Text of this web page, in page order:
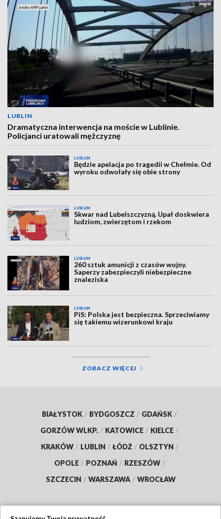
LUBLIN
Dramatyczna interwencja na moście w Lublinie.
Policjanci uratowali mężczyznę
LUBLIN
Będzie apelacja po tragedii w Chełmie. Od
wyroku odwołały się obie strony
LUBLIN
Skwar nad Lubelszczyzną. Upał doskwiera
ludziom, zwierzętom i rzekom
LUBLIN
260 sztuk amunicji z czasów wojny.
Saperzy zabezpieczyli niebezpieczne
znaleziska
LUBLIN
PiS: Polska jest bezpieczna. Sprzeciwiamy
się takiemu wizerunkowi kraju
ZOBACZ WIĘCEJ
BIAŁYSTOK / BYDGOSZCZ / GDAŃSK /
GORZÓW WLKP. / KATOWICE / KIELCE /
KRAKÓW / LUBLIN / ŁÓDŹ / OLSZTYN /
OPOLE / POZNAŃ / RZESZÓW /
SZCZECIN / WARSZAWA / WROCŁAW